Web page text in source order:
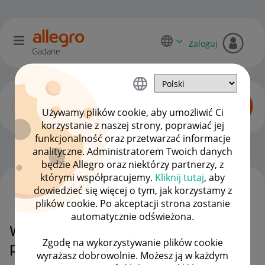
Używamy plików cookie, aby umożliwić Ci
korzystanie z naszej strony, poprawiać jej
funkcjonalność oraz przetwarzać informacje
analityczne. Administratorem Twoich danych
będzie Allegro oraz niektórzy partnerzy, z
którymi współpracujemy. Kliknij tutaj, aby
dowiedzieć się więcej o tym, jak korzystamy z
plików cookie. Po akceptacji strona zostanie
automatycznie odświeżona.
Zgodę na wykorzystywanie plików cookie
wyrażasz dobrowolnie. Możesz ją w każdym
Gadane
Zaloguj
Allegro One dla sprzedawców OPCJE
Weryfikacja danych kupującego
przy zamówieniu
WSZYSTKIE TEMATY